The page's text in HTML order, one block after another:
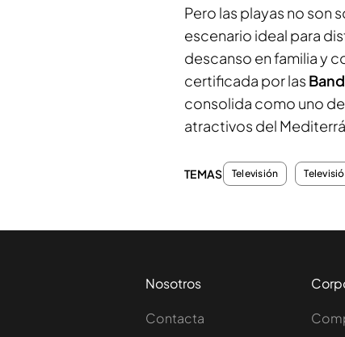
Pero las playas no son
escenario ideal para
descanso en familia y
certificada por las
consolida como uno
atractivos del
TEMAS Televisión
Nosotros
Contacta